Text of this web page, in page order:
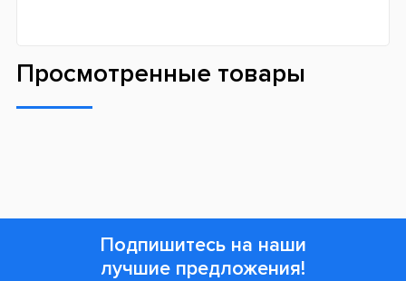
Просмотренные товары
Подпишитесь на наши
лучшие предложения!